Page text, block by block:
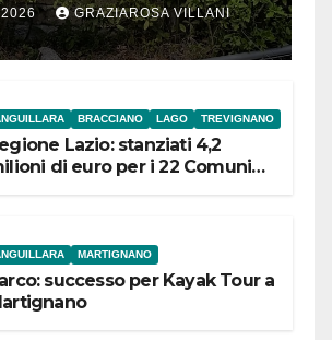
2026 GRAZIAROSA VILLANI
BRACCIANO LAGO TREVIGNANO
Lazio: stanziati 4,2
di euro per i 22 Comuni
MARTIGNANO
successo per Kayak Tour a